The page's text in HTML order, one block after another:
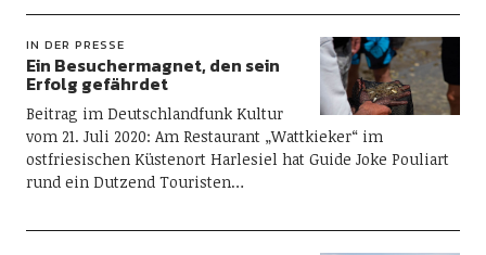
IN DER PRESSE
Ein Besuchermagnet, den sein
Erfolg gefährdet
Beitrag im Deutschlandfunk Kultur
vom 21. Juli 2020: Am Restaurant „Wattkieker“ im
ostfriesischen Küstenort Harlesiel hat Guide Joke Pouliart
rund ein Dutzend Touristen…